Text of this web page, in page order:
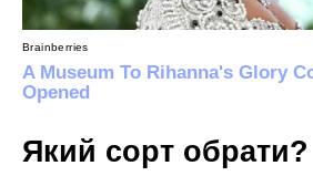
Який сорт обрати?